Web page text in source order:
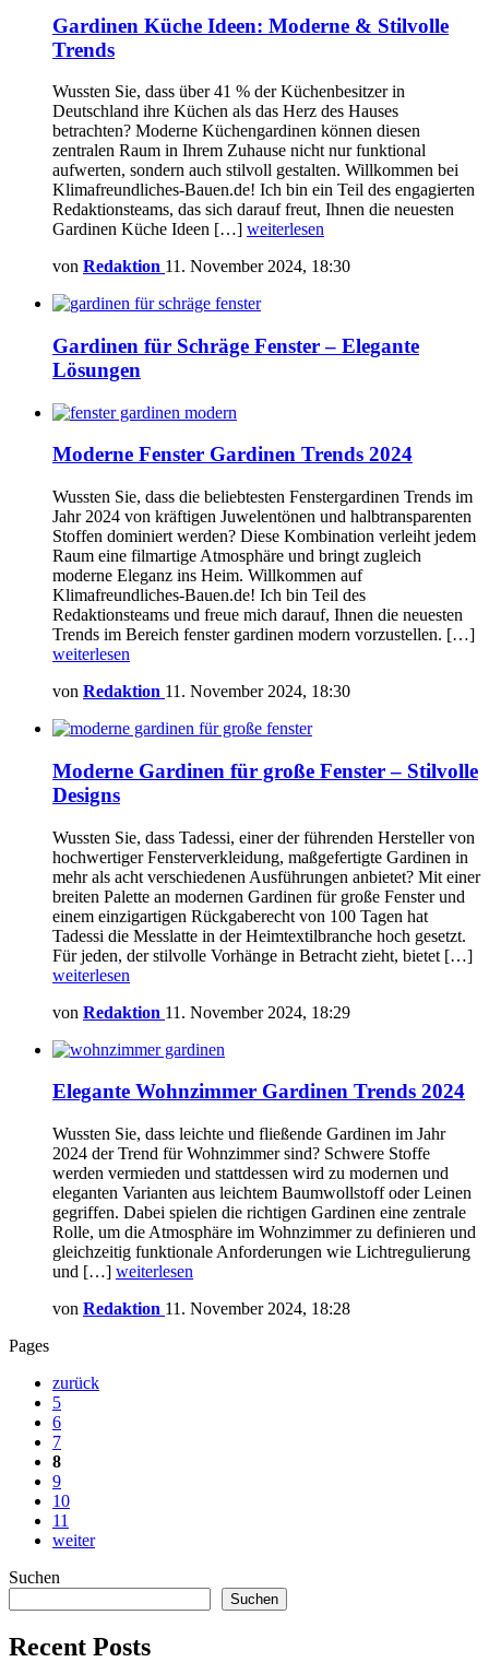
Gardinen Küche Ideen: Moderne & Stilvolle
Trends
Wussten Sie, dass über 41 % der Küchenbesitzer in
Deutschland ihre Küchen als das Herz des Hauses
betrachten? Moderne Küchengardinen können diesen
zentralen Raum in Ihrem Zuhause nicht nur funktional
aufwerten, sondern auch stilvoll gestalten. Willkommen bei
Klimafreundliches-Bauen.de! Ich bin ein Teil des engagierten
Redaktionsteams, das sich darauf freut, Ihnen die neuesten
Gardinen Küche Ideen […] weiterlesen
von Redaktion 11. November 2024, 18:30
Gardinen für Schräge Fenster – Elegante
Lösungen
Moderne Fenster Gardinen Trends 2024
Wussten Sie, dass die beliebtesten Fenstergardinen Trends im
Jahr 2024 von kräftigen Juwelentönen und halbtransparenten
Stoffen dominiert werden? Diese Kombination verleiht jedem
Raum eine filmartige Atmosphäre und bringt zugleich
moderne Eleganz ins Heim. Willkommen auf
Klimafreundliches-Bauen.de! Ich bin Teil des
Redaktionsteams und freue mich darauf, Ihnen die neuesten
Trends im Bereich fenster gardinen modern vorzustellen. […]
weiterlesen
von Redaktion 11. November 2024, 18:30
Moderne Gardinen für große Fenster – Stilvolle
Designs
Wussten Sie, dass Tadessi, einer der führenden Hersteller von
hochwertiger Fensterverkleidung, maßgefertigte Gardinen in
mehr als acht verschiedenen Ausführungen anbietet? Mit einer
breiten Palette an modernen Gardinen für große Fenster und
einem einzigartigen Rückgaberecht von 100 Tagen hat
Tadessi die Messlatte in der Heimtextilbranche hoch gesetzt.
Für jeden, der stilvolle Vorhänge in Betracht zieht, bietet […]
weiterlesen
von Redaktion 11. November 2024, 18:29
Elegante Wohnzimmer Gardinen Trends 2024
Wussten Sie, dass leichte und fließende Gardinen im Jahr
2024 der Trend für Wohnzimmer sind? Schwere Stoffe
werden vermieden und stattdessen wird zu modernen und
eleganten Varianten aus leichtem Baumwollstoff oder Leinen
gegriffen. Dabei spielen die richtigen Gardinen eine zentrale
Rolle, um die Atmosphäre im Wohnzimmer zu definieren und
gleichzeitig funktionale Anforderungen wie Lichtregulierung
und […] weiterlesen
von Redaktion 11. November 2024, 18:28
Pages
zurück
5
6
7
8
9
10
11
weiter
Suchen
Suchen
Recent Posts